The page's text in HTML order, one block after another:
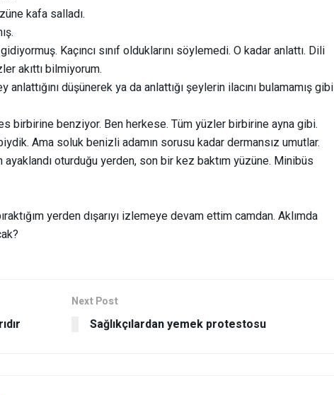
kafa salladı.
Kaçıncı sınıf olduklarını söylemedi. O kadar anlattı. Dili
akıttı bilmiyorum.
düşünerek ya da anlattığı şeylerin ilacını bulamamış gibi
birbirine benziyor. Ben herkese. Tüm yüzler birbirine ayna gibi.
Ama soluk benizli adamın sorusu kadar dermansız umutlar.
oturduğu yerden, son bir kez baktım yüzüne. Minibüs
yerden dışarıyı izlemeye devam ettim camdan. Aklımda
Next Post
Sağlıkçılardan yemek protestosu